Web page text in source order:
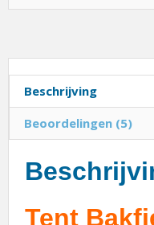
Beschrijving
Beoordelingen (5)
Tent